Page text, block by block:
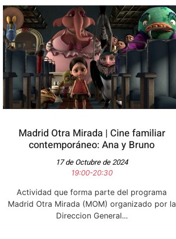
Madrid Otra Mirada | Cine familiar
contemporáneo: Ana y Bruno
17 de Octubre de 2024
19:00-20:30
Actividad que forma parte del programa
Madrid Otra Mirada (MOM) organizado por la
Direccion General...